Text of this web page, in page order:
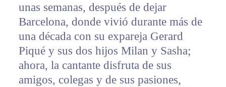
unas semanas, después de dejar
Barcelona, donde vivió durante más de
una década con su expareja Gerard
Piqué y sus dos hijos Milan y Sasha;
ahora, la cantante disfruta de sus
amigos, colegas y de sus pasiones,